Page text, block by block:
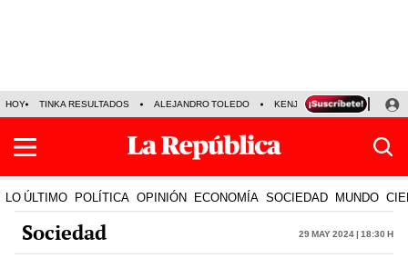
HOY TINKA RESULTADOS ALEJANDRO TOLEDO KENJI FUJIMORI
LO ÚLTIMO POLÍTICA OPINIÓN ECONOMÍA SOCIEDAD MUNDO
Sociedad 29 May 2024 | 18:30 h